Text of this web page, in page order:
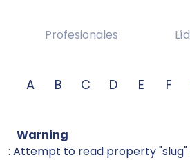
Profesionales
A B C D E F
Warning
: Attempt to read property "slug"